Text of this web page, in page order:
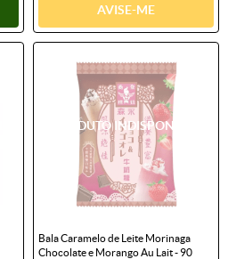
AVISE-ME
Bala Caramelo de Leite Morinaga
Chocolate e Morango Au Lait - 90